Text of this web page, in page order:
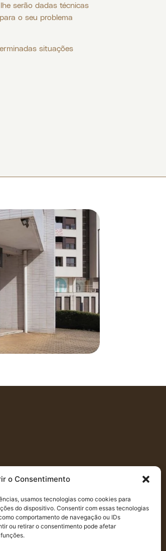
o Consentimento
usamos tecnologias como cookies para
do dispositivo. Consentir com essas tecnologias
comportamento de navegação ou IDs
ou retirar o consentimento pode afetar
serão dadas técnicas
o seu problema
situações